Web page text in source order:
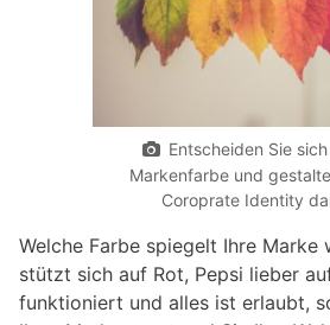
Entscheiden Sie
Markenfarbe und
Coroprate Identity
Welche Farbe spiegelt Ihre Marke
stützt sich auf Rot, Pepsi lieber
funktioniert und alles ist erlaubt,